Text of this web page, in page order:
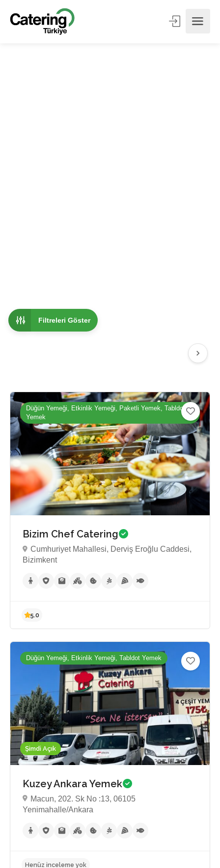
Filtreleri Göster
Düğün Yemeği, Etkinlik Yemeği, Paketli Yemek, Tabldot
Yemek
Bizim Chef Catering
Cumhuriyet Mahallesi, Derviş Eroğlu Caddesi,
Bizimkent
5.0
Şimdi Açık
Düğün Yemeği, Etkinlik Yemeği, Tabldot Yemek
Kuzey Ankara Yemek
Macun, 202. Sk No :13, 06105
Yenimahalle/Ankara